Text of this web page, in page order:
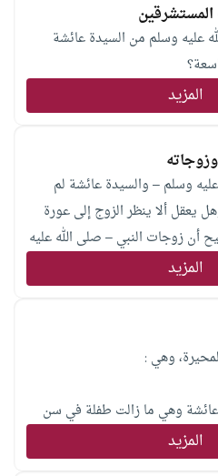
عليه وسلم من السيدة عائشة
المزيد
وسلم – والسيدة عائشة لم
يعقل ألا ينظر الزوج إلى عورة
زوجات النبي – صلى الله عليه
والغسل؟
المزيد
وهي :
عائشة وهي ما زالت طفلة في سن
سيدنا علي بن أبى طالب في معركة
المزيد